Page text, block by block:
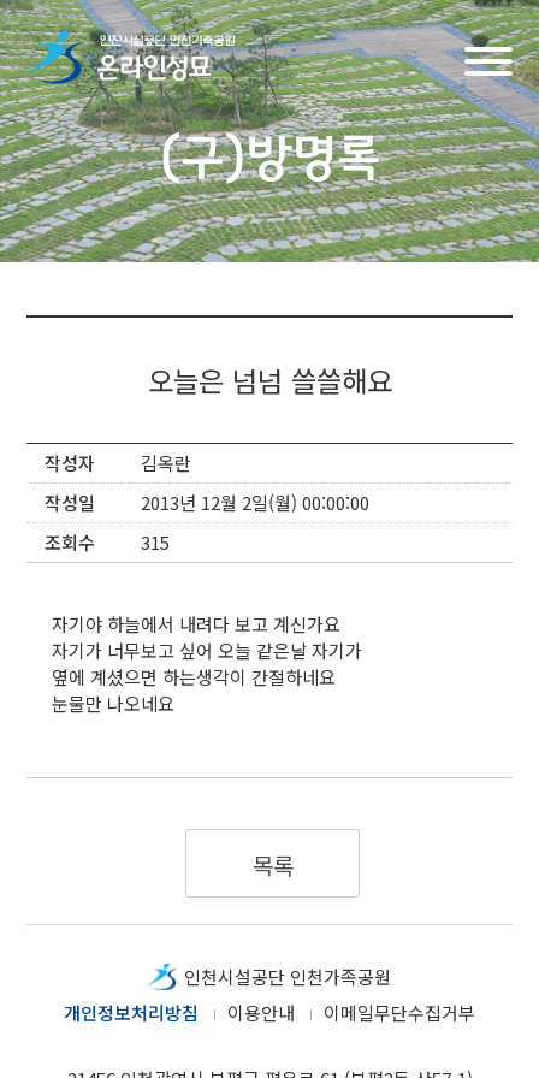
(구)방명록
오늘은 넘넘 쓸쓸해요
작성자
김옥란
작성일
2013년 12월 2일(월) 00:00:00
조회수
315
자기야 하늘에서 내려다 보고 계신가요
자기가 너무보고 싶어 오늘 같은날 자기가
옆에 계셨으면 하는생각이 간절하네요
눈물만 나오네요
목록
개인정보처리방침 이용안내 이메일무단수집거부
인천시설공단 인천가족공원